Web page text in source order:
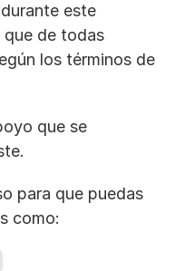
este
que de todas
los términos de
que se
para que puedas
como: